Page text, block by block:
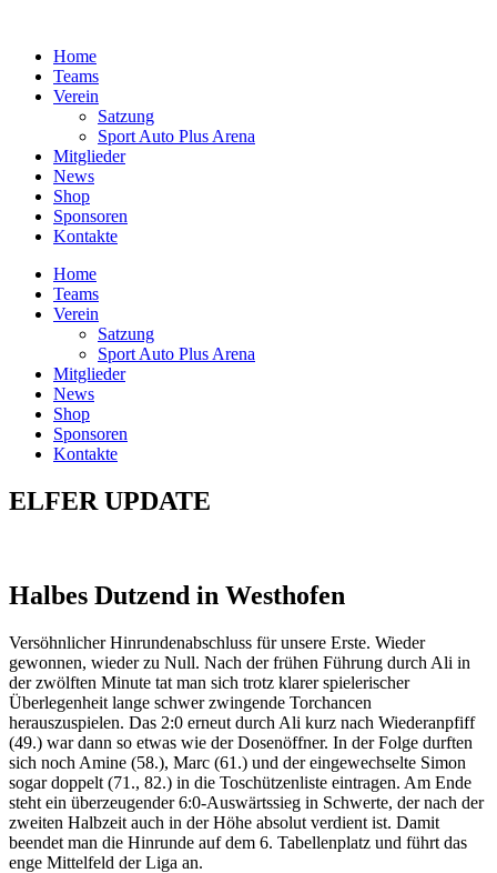
springenHome
Teams
Verein
Satzung
Sport Auto Plus Arena
Mitglieder
News
Shop
Sponsoren
Kontakte
Home
Teams
Verein
Satzung
Sport Auto Plus Arena
Mitglieder
News
Shop
Sponsoren
Kontakte
ELFER UPDATE
Halbes Dutzend in Westhofen
Versöhnlicher Hinrundenabschluss für unsere Erste. Wieder
gewonnen, wieder zu Null. Nach der frühen Führung durch Ali in
der zwölften Minute tat man sich trotz klarer spielerischer
Überlegenheit lange schwer zwingende Torchancen
herauszuspielen. Das 2:0 erneut durch Ali kurz nach Wiederanpfiff
(49.) war dann so etwas wie der Dosenöffner. In der Folge durften
sich noch Amine (58.), Marc (61.) und der eingewechselte Simon
sogar doppelt (71., 82.) in die Toschützenliste eintragen. Am Ende
steht ein überzeugender 6:0-Auswärtssieg in Schwerte, der nach der
zweiten Halbzeit auch in der Höhe absolut verdient ist. Damit
beendet man die Hinrunde auf dem 6. Tabellenplatz und führt das
enge Mittelfeld der Liga an.